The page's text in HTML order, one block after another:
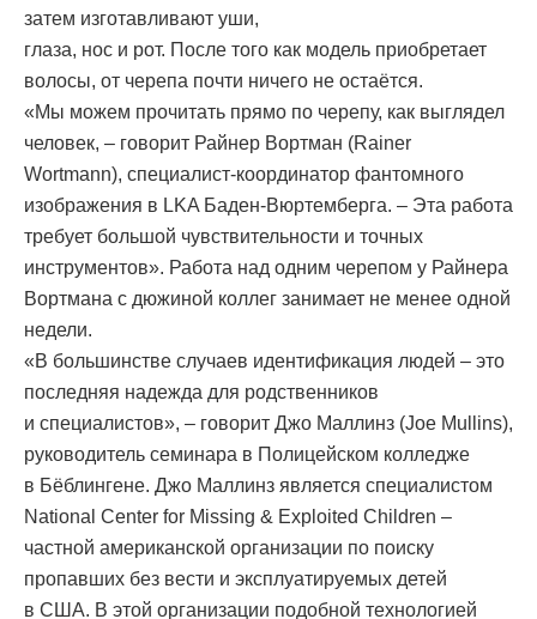
затем изготавливают уши,
глаза, нос и рот. После того как модель приобретает
волосы, от черепа почти ничего не остаётся.
«Мы можем прочитать прямо по черепу, как выглядел
человек, – говорит Райнер Вортман (Rainer
Wortmann), специалист-координатор фантомного
изображения в LKA Баден-Вюртемберга. – Эта работа
требует большой чувствительности и точных
инструментов». Работа над одним черепом у Райнера
Вортмана с дюжиной коллег занимает не менее одной
недели.
«В большинстве случаев идентификация людей – это
последняя надежда для родственников
и специалистов», – говорит Джо Маллинз (Joe Mullins),
руководитель семинара в Полицейском колледже
в Бёблингене. Джо Маллинз является специалистом
National Center for Missing & Exploited Children –
частной американской организации по поиску
пропавших без вести и эксплуатируемых детей
в США. В этой организации подобной технологией